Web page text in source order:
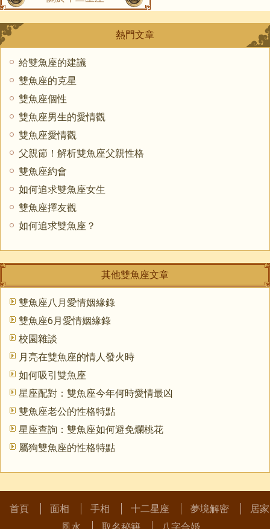
熱門文章
給雙魚座的建議
雙魚座的克星
雙魚座個性
雙魚座男生的愛情觀
雙魚座愛情觀
父親節！解析雙魚座父親性格
雙魚座約會
如何追求雙魚座女生
雙魚座擇友觀
如何追求雙魚座？
其他雙魚座文章
雙魚座八月愛情姻緣錄
雙魚座6月愛情姻緣錄
校園雜談
月亮在雙魚座的情人發火時
如何吸引雙魚座
星座配對：雙魚座今年何時愛情最凶
雙魚座老公的性格特點
星座查詢：雙魚座如何避免爛桃花
屬狗雙魚座的性格特點
首頁 面相 手相 十二星座 夢境解密
居家
風水
取名秘籍 八字合婚